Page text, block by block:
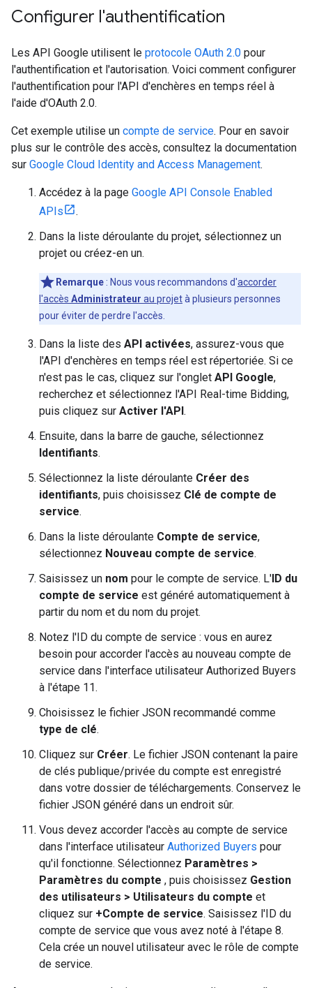
Configurer l'authentification
Les API Google utilisent le protocole OAuth 2.0 pour
l'authentification et l'autorisation. Voici comment configurer
l'authentification pour l'API d'enchères en temps réel à
l'aide d'OAuth 2.0.
Cet exemple utilise un compte de service. Pour en savoir
plus sur le contrôle des accès, consultez la documentation
sur Google Cloud Identity and Access Management.
Accédez à la page Google API Console Enabled
APIs
.
Dans la liste déroulante du projet, sélectionnez un
projet ou créez-en un.
Remarque : Nous vous recommandons d'accorder
l'accès Administrateur au projetà plusieurs personnes
pour éviter de perdre l'accès.
Dans la liste des API activées, assurez-vous que
l'API d'enchères en temps réel est répertoriée. Si ce
n'est pas le cas, cliquez sur l'onglet API Google,
recherchez et sélectionnez l'API Real-time Bidding,
puis cliquez sur Activer l'API.
Ensuite, dans la barre de gauche, sélectionnez
Identifiants.
Sélectionnez la liste déroulante Créer des
identifiants, puis choisissez Clé de compte de
service.
Dans la liste déroulante Compte de service,
sélectionnez Nouveau compte de service.
Saisissez un nom pour le compte de service. L'ID du
compte de service est généré automatiquement à
partir du nom et du nom du projet.
Notez l'ID du compte de service : vous en aurez
besoin pour accorder l'accès au nouveau compte de
service dans l'interface utilisateur Authorized Buyers
à l'étape 11.
Choisissez le fichier JSON recommandé comme
type de clé.
Cliquez sur Créer. Le fichier JSON contenant la paire
de clés publique/privée du compte est enregistré
dans votre dossier de téléchargements. Conservez le
fichier JSON généré dans un endroit sûr.
Vous devez accorder l'accès au compte de service
dans l'interface utilisateur Authorized Buyers pour
qu'il fonctionne. Sélectionnez Paramètres >
Paramètres du compte , puis choisissez Gestion
des utilisateurs > Utilisateurs du compte et
cliquez sur +Compte de service. Saisissez l'ID du
compte de service que vous avez noté à l'étape 8.
Cela crée un nouvel utilisateur avec le rôle de compte
de service.